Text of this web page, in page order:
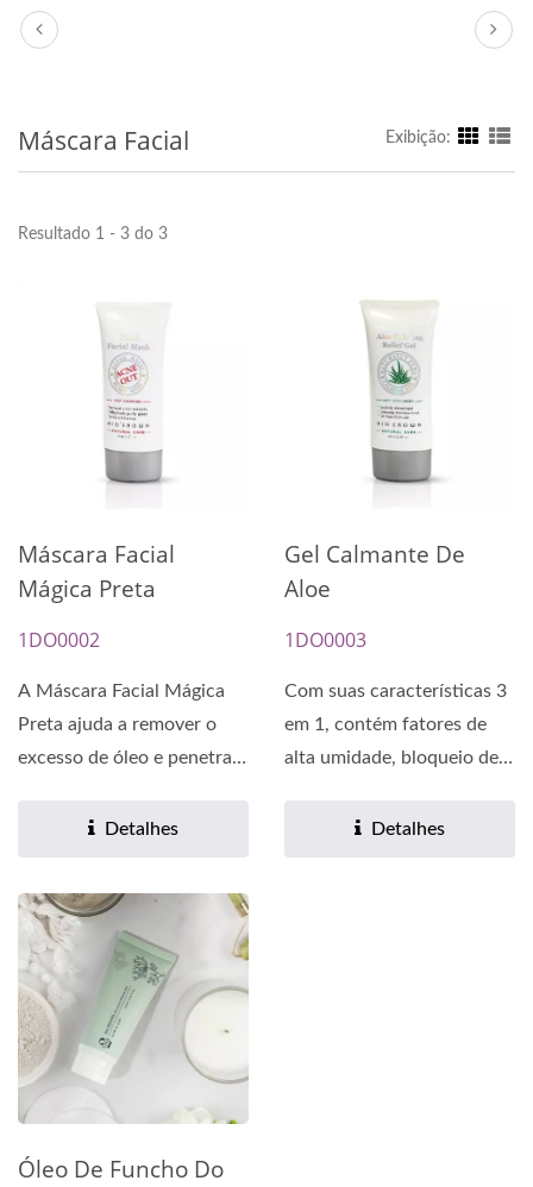
Máscara Facial Exibição:
Resultado 1 - 3 do 3
Máscara Facial
Mágica Preta
1DO0002
A Máscara Facial Mágica
Preta ajuda a remover o
excesso de óleo e penetra
Detalhes
Gel Calmante De
Aloe
1DO0003
Com suas características 3
em 1, contém fatores de
alta umidade, bloqueio de
Detalhes
Óleo De Funcho Do